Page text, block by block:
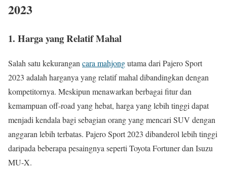
2023
1. Harga yang Relatif Mahal
Salah satu kekurangan cara mahjongutama dari Pajero Sport
2023 adalah harganya yang relatif mahal dibandingkan dengan
kompetitornya. Meskipun menawarkan berbagai fitur dan
kemampuan off-road yang hebat, harga yang lebih tinggi dapat
menjadi kendala bagi sebagian orang yang mencari SUV dengan
anggaran lebih terbatas. Pajero Sport 2023 dibanderol lebih tinggi
daripada beberapa pesaingnya seperti Toyota Fortuner dan Isuzu
MU-X.